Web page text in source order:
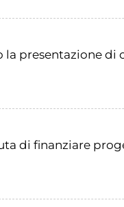
la presentazione di
di finanziare